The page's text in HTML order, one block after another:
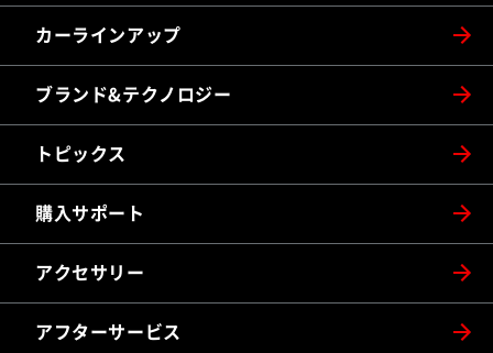
カーラインアップ
ブランド&テクノロジー
トピックス
購入サポート
アクセサリー
アフターサービス